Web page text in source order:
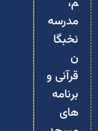
مدرسه
نخبگا
ن
قرآنی و
برنامه‌
های